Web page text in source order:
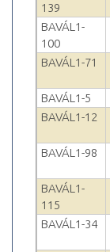
139
BAVÁL1-
100
BAVÁL1-71
BAVÁL1-5
BAVÁL1-12
BAVÁL1-98
BAVÁL1-
115
BAVÁL1-34